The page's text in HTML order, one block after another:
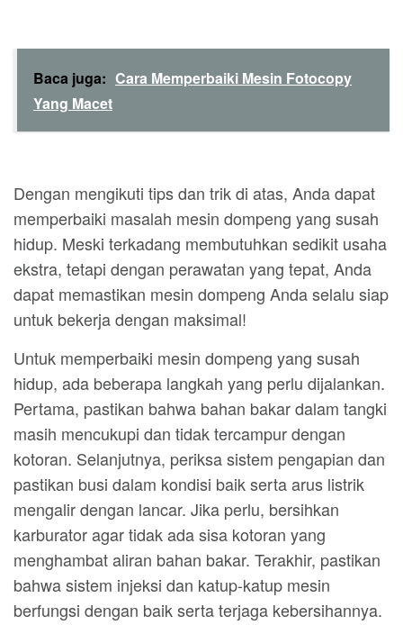
Baca juga: Cara Memperbaiki Mesin Fotocopy
Yang Macet
Dengan mengikuti tips dan trik di atas, Anda dapat
memperbaiki masalah mesin dompeng yang susah
hidup. Meski terkadang membutuhkan sedikit usaha
ekstra, tetapi dengan perawatan yang tepat, Anda
dapat memastikan mesin dompeng Anda selalu siap
untuk bekerja dengan maksimal!
Untuk memperbaiki mesin dompeng yang susah
hidup, ada beberapa langkah yang perlu dijalankan.
Pertama, pastikan bahwa bahan bakar dalam tangki
masih mencukupi dan tidak tercampur dengan
kotoran. Selanjutnya, periksa sistem pengapian dan
pastikan busi dalam kondisi baik serta arus listrik
mengalir dengan lancar. Jika perlu, bersihkan
karburator agar tidak ada sisa kotoran yang
menghambat aliran bahan bakar. Terakhir, pastikan
bahwa sistem injeksi dan katup-katup mesin
berfungsi dengan baik serta terjaga kebersihannya.